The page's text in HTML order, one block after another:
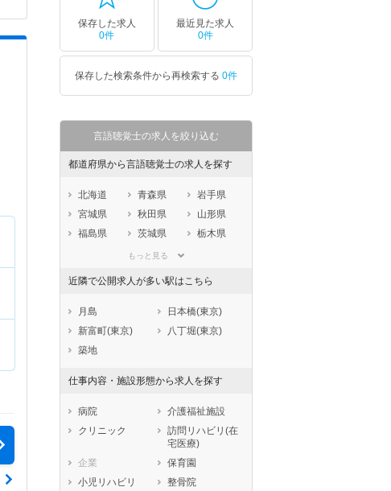
保存した求人
0件
最近見た求人
0件
保存した検索条件から再検索する 0件
言語聴覚士の求人を絞り込む
都道府県から言語聴覚士の求人を探す
北海道 青森県
岩手県
宮城県
秋田県
山形県
福島県
茨城県
栃木県
埼玉県
石川県
福井県
岐阜県
静岡県
愛知県
三重県
滋賀県
鳥取県
島根県
岡山県
広島県
山口県
徳島県
香川県
愛媛県
高知県
長崎県
熊本県
大分県
鹿児島県
沖縄県
もっと見る
近隣で公開求人が多い駅はこちら
月島
日本橋(東京)
新富町(東京)
八丁堀(東京)
築地
仕事内容・施設形態から求人を探す
病院
介護福祉施設
クリニック
訪問リハビリ(在
宅医療)
企業
保育園
小児リハビリ
整骨院